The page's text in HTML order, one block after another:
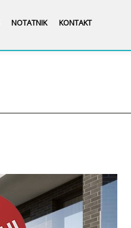
NOTATNIK KONTAKT